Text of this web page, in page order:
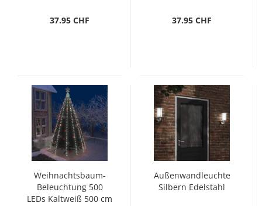
37.95 CHF 37.95 CHF
Weihnachtsbaum-
Beleuchtung 500
LEDs Kaltweiß 500 cm
Außenwandleuchte
Silbern Edelstahl